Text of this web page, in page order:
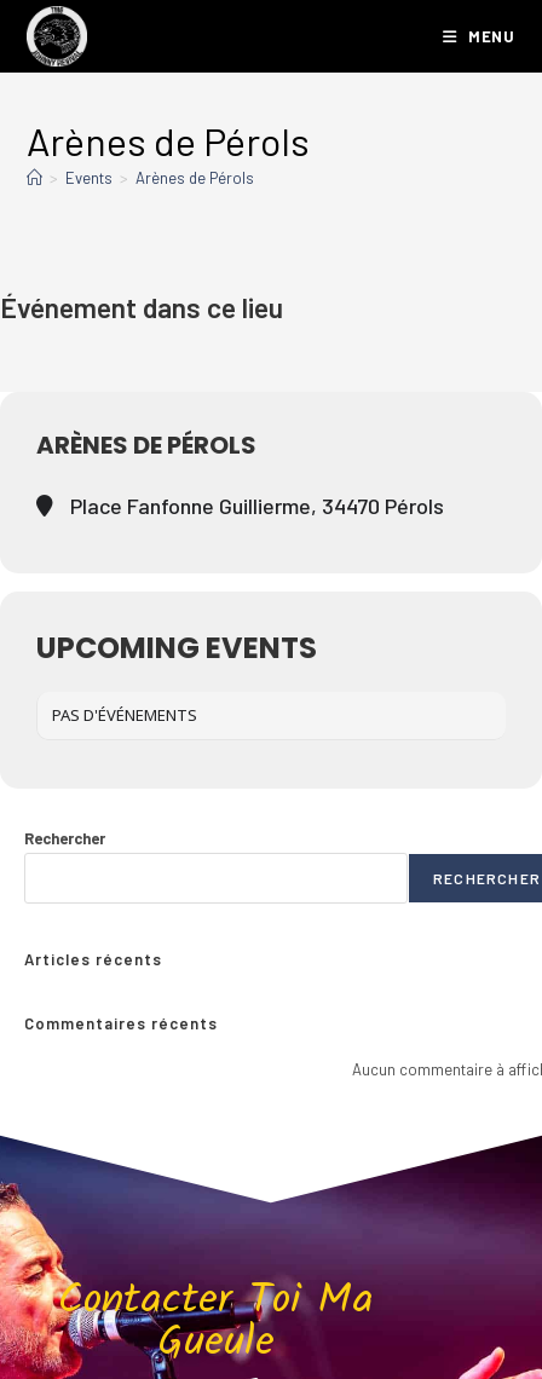
MENU
Arènes de Pérols
> Events > Arènes de Pérols
Événement dans ce lieu
ARÈNES DE PÉROLS
Place Fanfonne Guillierme, 34470 Pérols
UPCOMING EVENTS
PAS D'ÉVÉNEMENTS
Rechercher
RECHERCHER
Articles récents
Commentaires récents
Aucun commentaire à
Contacter Toi Ma
Gueule